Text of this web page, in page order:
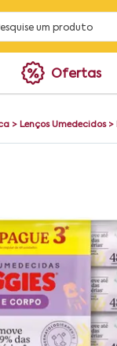
Ofertas
> Lenços Umedecidos>